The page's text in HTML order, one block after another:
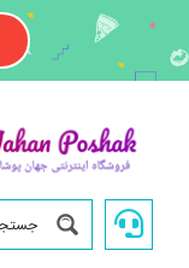
content